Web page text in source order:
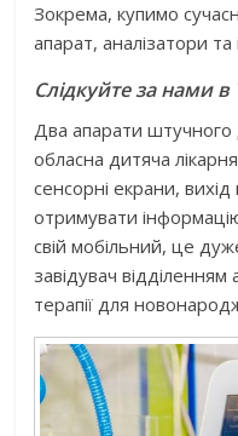
Зокрема, купимо
апарат, аналізатори та
Слідкуйте за нами в
Два апарати
обласна дитяча
сенсорні екрани,
отримувати
свій мобільний, це
завідувач відділенням
терапії для